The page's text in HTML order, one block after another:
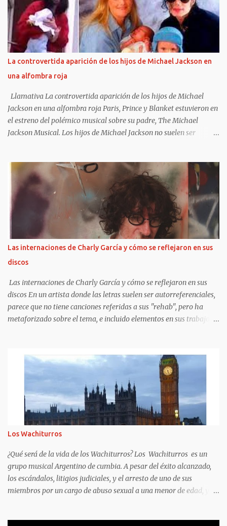
acostumbraban, como mínimo, en acabar en caos y destrucción) e
influenciar en toda una generación. Las frases de Sex Pistols te
harán recordar algunas de sus canciones y algunos de los álbumes
más importantes del siglo XX , God save the queen y Anarchy in
the UK . Sin duda, la sombra de los Pistols es alargada y su
influencia llega a nuestros días. Sus gritos y su música infernal
pueden llegar a resultar de lo más liberadores.
https://frasesdelavida.com/frases-de-sex-pis...
La controvertida aparición de los hijos de Michael Jackson en
una alfombra roja
Llamativa La controvertida aparición de los hijos de Michael
Jackson en una alfombra roja Paris, Prince y Blanket estuvieron en
el estreno del polémico musical sobre su padre, The Michael
Jackson Musical. Los hijos de Michael Jackson no suelen ser
regla y el motivo estuvo rodeado de controversias. Los tres - Paris,
Prince y Blanket- dieron su presente en la función de avant
premiere de MJ: The Musical, en Broadway. Además, fiel a estos
tiempos , Paris y Prince compartieron sus preparativos en sus
respectivas cuentas de Instagram. Blanket , en cambio, no participó
en esas publicaciones, pero sí se pudo registrar su presencia a la
salida del evento. ¿Cómo se los vio? Paris deslumbró con un largo
vestido rojo estampado que mostraba sus tatuajes en el pecho, con
accesorios boho y botas. Ellos, en cambio, eligieron elegantes
trajes. La...
Las internaciones de Charly García y cómo se reflejaron en sus
discos
Las internaciones de Charly García y cómo se reflejaron en sus
discos En un artista donde las letras suelen ser autorreferenciales,
parece que no tiene canciones referidas a sus "rehab", pero ha
metaforizado sobre el tema, e incluido elementos en sus trabajos
charly-garcia-reflejaron-discos_0_UF5QsSfPYS.html Sergio Marchi
Hay cuentas que son imposibles de cerrar, sobre todo en materia
musical. Se pueden conocer o predecir algunos rasgos de las
personas según su historia clínica o su estado anímico. En cambio,
combinar una historia clínica con un resultado artístico es algo
más riesgoso . Cuando un músico sufre una crisis de índole médica
que requiere internación, no necesariamente eso repercute en su
correlación entre grados excesivos de intoxicación alcohólica o
química sostenidos en el tiempo, y una obra artística que se dete...
Los Wachiturros
¿Qué será de la vida de los Wachiturros? Los Wachiturros es un
grupo musical Argentino de cumbia. A pesar del éxito alcanzado,
los escándalos, litigios judiciales, y el arresto de uno de sus
miembros por un cargo de abuso sexual a una menor de edad, y